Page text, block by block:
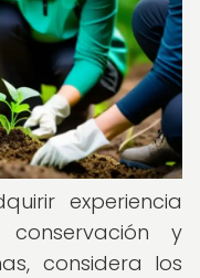
experiencia
y
considera los